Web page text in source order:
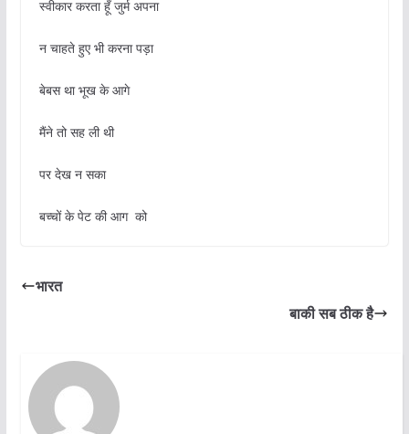
स्वीकार करता हूँ जुर्म अपना
न चाहते हुए भी करना पड़ा
बेबस था भूख के आगे
मैंने तो सह ली थी
पर देख न सका
बच्चों के पेट की आग को
भारत
बाकी सब ठीक है